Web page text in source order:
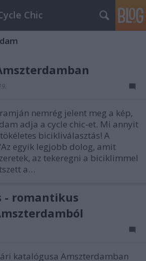
Chic
nemrég jelent meg a kép,
adja a cycle chic-et. Mi annyit
bicikliválasztás! A
egyik legjobb dolog, amit
az tekeregni a biciklimmel
a…
- romantikus
katalógusa Amszterdamban